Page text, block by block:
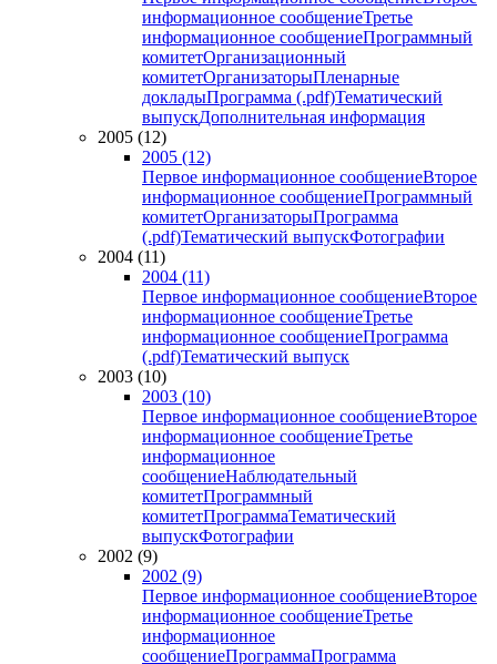
информационное сообщениеТретье
информационное сообщениеПрограммный
комитетОрганизационный
комитетОрганизаторыПленарные
докладыПрограмма (.pdf)Тематический
выпускДополнительная информация
2005 (12)
2005 (12)
Первое информационное сообщениеВторое
информационное сообщениеПрограммный
комитетОрганизаторыПрограмма
(.pdf)Тематический выпускФотографии
2004 (11)
2004 (11)
Первое информационное сообщениеВторое
информационное сообщениеТретье
информационное сообщениеПрограмма
(.pdf)Тематический выпуск
2003 (10)
2003 (10)
Первое информационное сообщениеВторое
информационное сообщениеТретье
информационное
сообщениеНаблюдательный
комитетПрограммный
комитетПрограммаТематический
выпускФотографии
2002 (9)
2002 (9)
Первое информационное сообщениеВторое
информационное сообщениеТретье
информационное
сообщениеПрограммаПрограмма